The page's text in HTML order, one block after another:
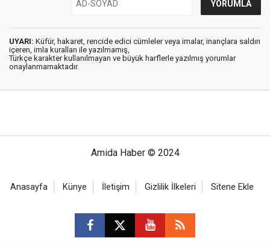
UYARI: Küfür, hakaret, rencide edici cümleler veya imalar, inançlara saldırı
içeren, imla kuralları ile yazılmamış,
Türkçe karakter kullanılmayan ve büyük harflerle yazılmış yorumlar
onaylanmamaktadır.
Amida Haber © 2024
Anasayfa Künye İletişim Gizlilik İlkeleri Sitene Ekle